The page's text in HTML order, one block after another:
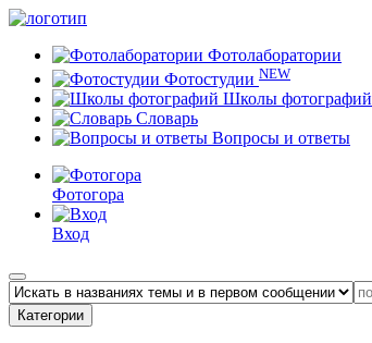
Фотолаборатории
Фотостудии NEW
Школы фотографий
Словарь
Вопросы и ответы
Фотогора
Вход
Категории